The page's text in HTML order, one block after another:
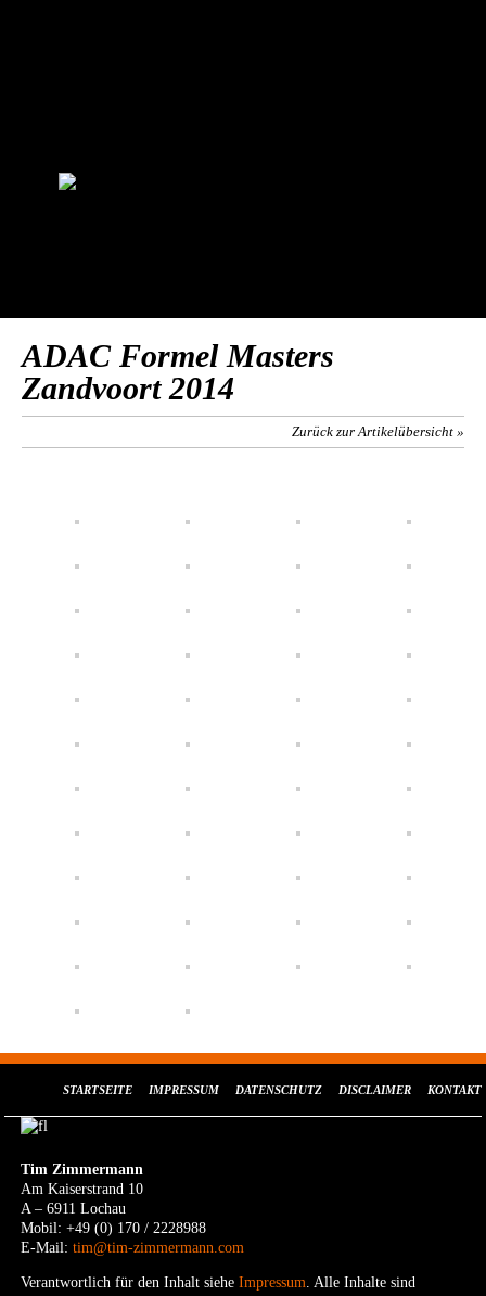
ADAC Formel Masters
Zandvoort 2014
Zurück zur Artikelübersicht »
KONTAKT
DISCLAIMER
DATENSCHUTZ
IMPRESSUM
STARTSEITE
Tim Zimmermann
Am Kaiserstrand 10
A – 6911 Lochau
Mobil: +49 (0) 170 / 2228988
E-Mail:tim@tim-zimmermann.com
Verantwortlich für den Inhalt sieheImpressum. Alle Inhalte sind